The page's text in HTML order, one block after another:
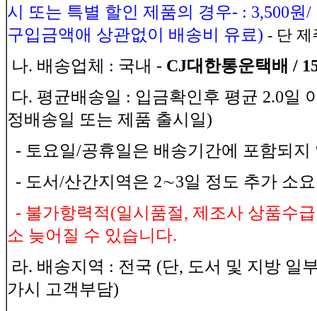
시 또는 특별 할인 제품의 경우- : 3,500원
구입금액애 상관없이 배송비 유료) - 단 제
나. 배송업체 : 국내 - CJ대한통운택배 /
다. 평균배송일 : 입금확인후 평균 2.0일
정배송일 또는 제품 출시일)
- 토요일/공휴일은 배송기간에 포함되지
- 도서/산간지역은 2∼3일 정도 추가 소
- 불가항력적(일시품절, 제조사 상품수
소 늦어질 수 있습니다.
라. 배송지역 : 전국 (단, 도서 및 지방 일
가시 고객부담)